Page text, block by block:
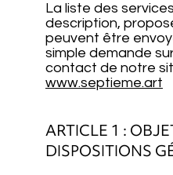
La liste des
description,
peuvent être
simple demande
contact de notre
www.septieme.art
ARTICLE 1 :
DISPOSITIONS